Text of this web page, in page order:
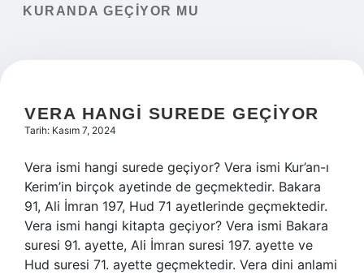
KURANDA GEÇIYOR MU
VERA HANGI SUREDE GEÇIYOR
Tarih: Kasım 7, 2024
Vera ismi hangi surede geçiyor? Vera ismi Kur’an-ı
Kerim’in birçok ayetinde de geçmektedir. Bakara
91, Ali İmran 197, Hud 71 ayetlerinde geçmektedir.
Vera ismi hangi kitapta geçiyor? Vera ismi Bakara
suresi 91. ayette, Ali İmran suresi 197. ayette ve
Hud suresi 71. ayette geçmektedir. Vera dini anlami